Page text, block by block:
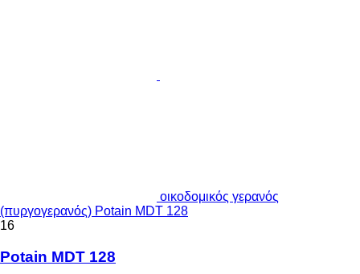
οικοδομικός γερανός
(πυργογερανός) Potain MDT 128
16
Potain MDT 128